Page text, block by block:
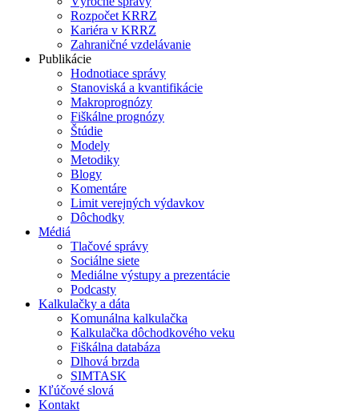
Rozpočet KRRZ
Kariéra v KRRZ
Zahraničné vzdelávanie
Publikácie
Hodnotiace správy
Stanoviská a kvantifikácie
Makroprognózy
Fiškálne prognózy
Štúdie
Modely
Metodiky
Blogy
Komentáre
Limit verejných výdavkov
Dôchodky
Médiá
Tlačové správy
Sociálne siete
Mediálne výstupy a prezentácie
Podcasty
Kalkulačky a dáta
Komunálna kalkulačka
Kalkulačka dôchodkového veku
Fiškálna databáza
Dlhová brzda
SIMTASK
Kľúčové slová
Kontakt